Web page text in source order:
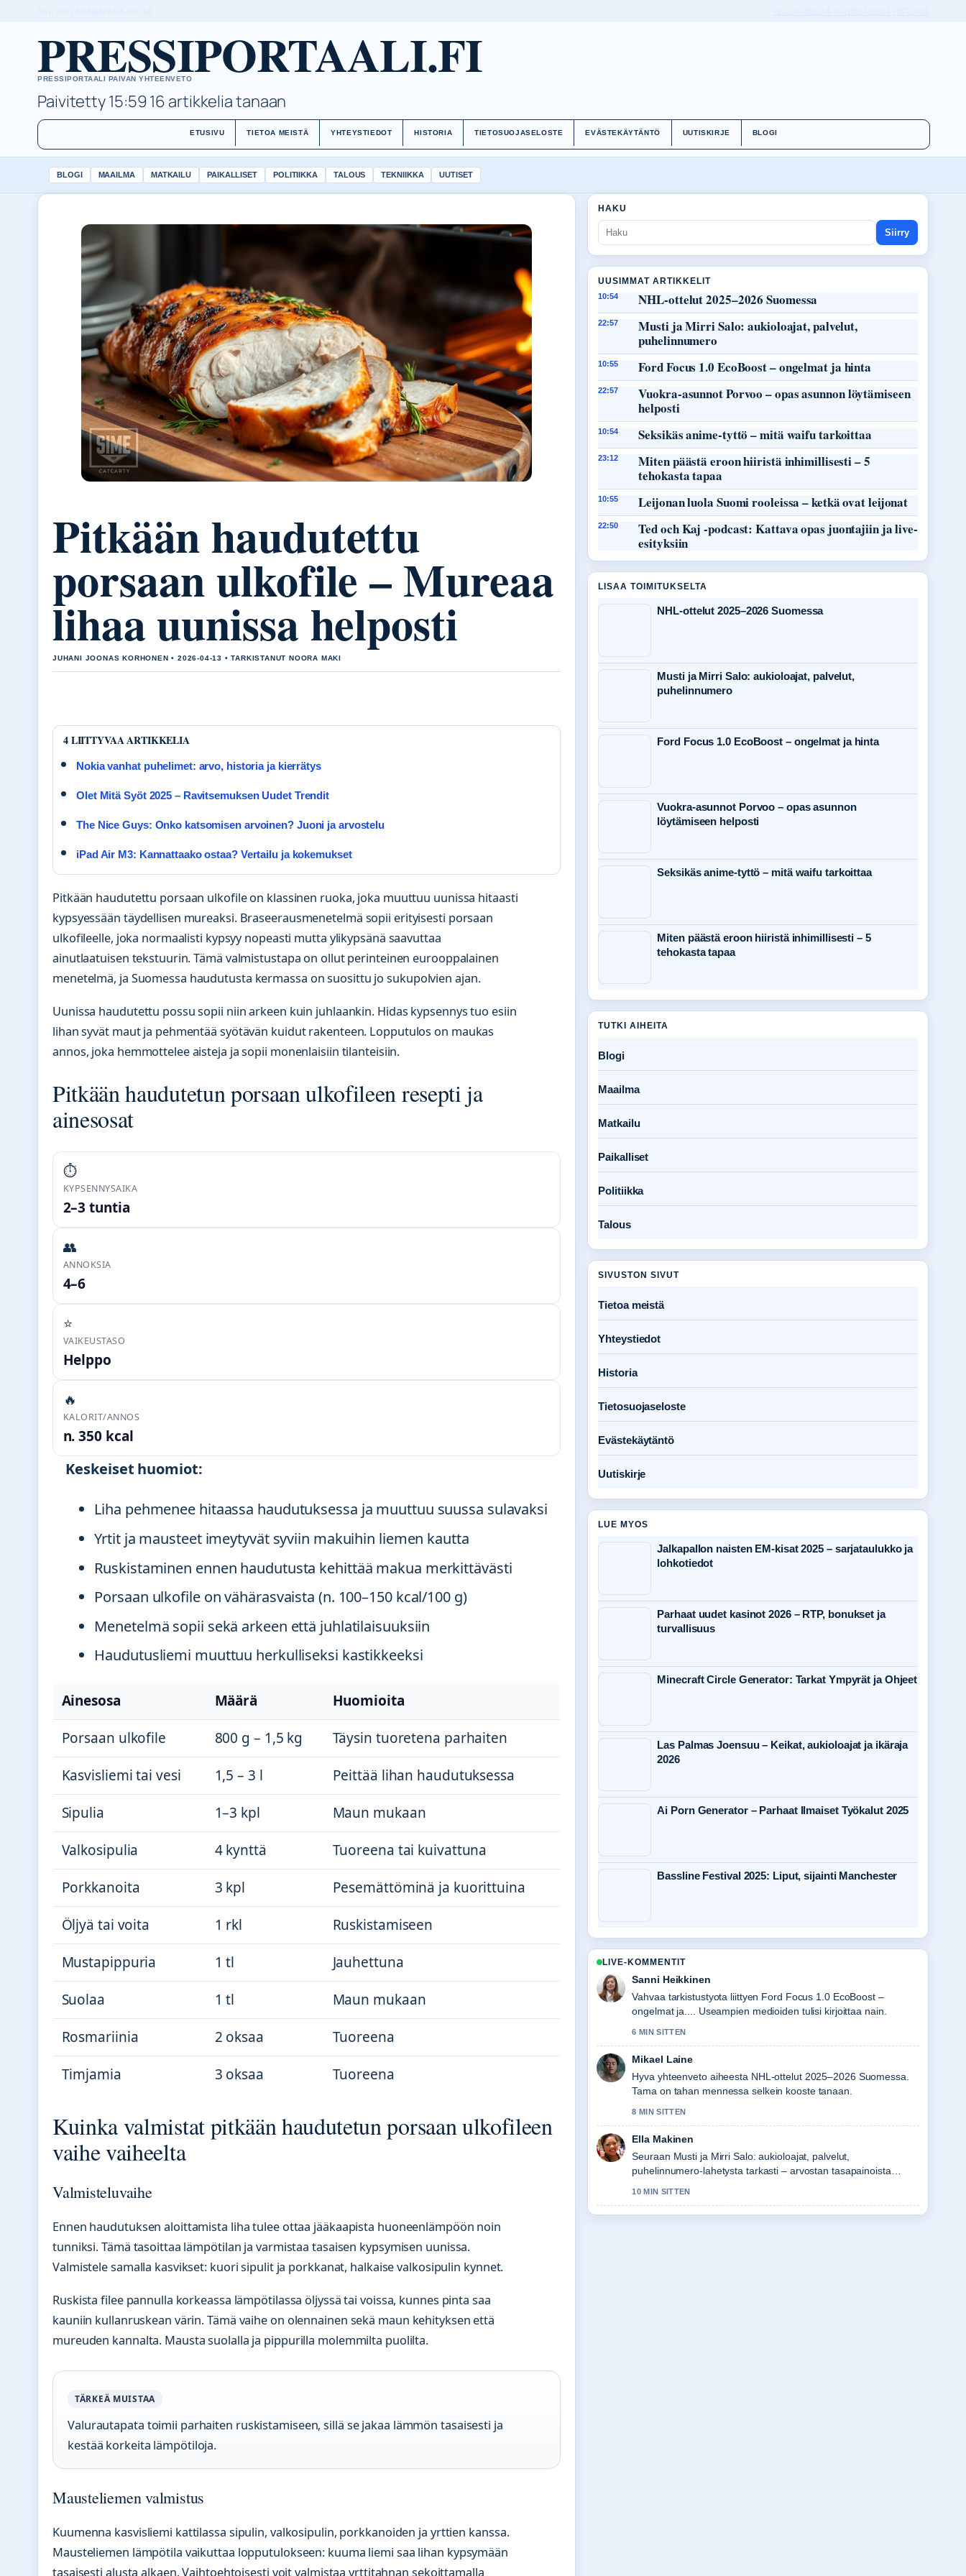
PRESSIPORTAALI.FI
PRESSIPORTAALI PAIVAN YHTEENVETO
Paivitetty 15:5916 artikkelia tanaan
ETUSIVU TIETOA MEISTÄ YHTEYSTIEDOT HISTORIA TIETOSUOJASELOSTE EVÄSTEKÄYTÄNTÖ UUTISKIRJE BLOGI
BLOGI MAAILMA MATKAILU PAIKALLISET POLITIIKKA TALOUS TEKNIIKKA UUTISET
Pitkään haudutettu
porsaan ulkofile – Mureaa
lihaa uunissa helposti
JUHANI JOONAS KORHONEN • 2026-04-13 • TARKISTANUT NOORA MAKI
4 LIITTYVAA ARTIKKELIA
Nokia vanhat puhelimet: arvo, historia ja kierrätys
Olet Mitä Syöt 2025 – Ravitsemuksen Uudet Trendit
The Nice Guys: Onko katsomisen arvoinen? Juoni ja arvostelu
iPad Air M3: Kannattaako ostaa? Vertailu ja kokemukset
Pitkään haudutettu porsaan ulkofile on klassinen ruoka, joka muuttuu uunissa hitaasti
kypsyessään täydellisen mureaksi. Braseerausmenetelmä sopii erityisesti porsaan
ulkofileelle, joka normaalisti kypsyy nopeasti mutta ylikypsänä saavuttaa
ainutlaatuisen tekstuurin. Tämä valmistustapa on ollut perinteinen eurooppalainen
menetelmä, ja Suomessa haudutusta kermassa on suosittu jo sukupolvien ajan.
Uunissa haudutettu possu sopii niin arkeen kuin juhlaankin. Hidas kypsennys tuo esiin
lihan syvät maut ja pehmentää syötävän kuidut rakenteen. Lopputulos on maukas
annos, joka hemmottelee aisteja ja sopii monenlaisiin tilanteisiin.
Pitkään haudutetun porsaan ulkofileen resepti ja
ainesosat
⏱️
KYPSENNYSAIKA
2–3 tuntia
👥
ANNOKSIA
4–6
⭐
VAIKEUSTASO
Helppo
🔥
KALORIT/ANNOS
n. 350 kcal
Keskeiset huomiot:
Liha pehmenee hitaassa haudutuksessa ja muuttuu suussa sulavaksi
Yrtit ja mausteet imeytyvät syviin makuihin liemen kautta
Ruskistaminen ennen haudutusta kehittää makua merkittävästi
Porsaan ulkofile on vähärasvaista (n. 100–150 kcal/100 g)
Menetelmä sopii sekä arkeen että juhlatilaisuuksiin
Haudutusliemi muuttuu herkulliseksi kastikkeeksi
Ainesosa Määrä
Huomioita
Porsaan ulkofile
800 g – 1,5 kg
Täysin tuoretena parhaiten
Kasvisliemi tai vesi
1,5 – 3 l
Peittää lihan haudutuksessa
Sipulia
1–3 kpl
Maun mukaan
Valkosipulia
4 kynttä
Tuoreena tai kuivattuna
Porkkanoita
3 kpl
Pesemättöminä ja kuorittuina
Öljyä tai voita
1 rkl
Ruskistamiseen
Mustapippuria
1 tl
Jauhettuna
Suolaa
1 tl
Maun mukaan
Rosmariinia
2 oksaa
Tuoreena
Timjamia
3 oksaa Tuoreena
Kuinka valmistat pitkään haudutetun porsaan ulkofileen
vaihe vaiheelta
Valmisteluvaihe
Ennen haudutuksen aloittamista liha tulee ottaa jääkaapista huoneenlämpöön noin
tunniksi. Tämä tasoittaa lämpötilan ja varmistaa tasaisen kypsymisen uunissa.
Valmistele samalla kasvikset: kuori sipulit ja porkkanat, halkaise valkosipulin kynnet.
Ruskista filee pannulla korkeassa lämpötilassa öljyssä tai voissa, kunnes pinta saa
kauniin kullanruskean värin. Tämä vaihe on olennainen sekä maun kehityksen että
mureuden kannalta. Mausta suolalla ja pippurilla molemmilta puolilta.
TÄRKEÄ MUISTAA
Valurautapata toimii parhaiten ruskistamiseen, sillä se jakaa lämmön tasaisesti ja
kestää korkeita lämpötiloja.
Mausteliemen valmistus
Kuumenna kasvisliemi kattilassa sipulin, valkosipulin, porkkanoiden ja yrttien kanssa.
Mausteliemen lämpötila vaikuttaa lopputulokseen: kuuma liemi saa lihan kypsymään
tasaisesti alusta alkaen. Vaihtoehtoisesti voit valmistaa yrttitahnan sekoittamalla
HAKU
Siirry
UUSIMMAT ARTIKKELIT
10:54 NHL-ottelut 2025–2026 Suomessa
22:57
Musti ja Mirri Salo: aukioloajat, palvelut,
puhelinnumero
10:55 Ford Focus 1.0 EcoBoost – ongelmat ja hinta
22:57
Vuokra-asunnot Porvoo – opas asunnon löytämiseen
helposti
10:54 Seksikäs anime-tyttö – mitä waifu tarkoittaa
23:12
Miten päästä eroon hiiristä inhimillisesti – 5
tehokasta tapaa
10:55 Leijonan luola Suomi rooleissa – ketkä ovat leijonat
22:50
Ted och Kaj -podcast: Kattava opas juontajiin ja live-
esityksiin
LISAA TOIMITUKSELTA
NHL-ottelut 2025–2026 Suomessa
Musti ja Mirri Salo: aukioloajat, palvelut,
puhelinnumero
Ford Focus 1.0 EcoBoost – ongelmat ja hinta
Vuokra-asunnot Porvoo – opas asunnon
löytämiseen helposti
Seksikäs anime-tyttö – mitä waifu tarkoittaa
Miten päästä eroon hiiristä inhimillisesti – 5
tehokasta tapaa
TUTKI AIHEITA
Blogi
Maailma
Matkailu
Paikalliset
Politiikka
Talous
SIVUSTON SIVUT
Tietoa meistä
Yhteystiedot
Historia
Tietosuojaseloste
Evästekäytäntö
Uutiskirje
LUE MYOS
Jalkapallon naisten EM-kisat 2025 – sarjataulukko ja
lohkotiedot
Parhaat uudet kasinot 2026 – RTP, bonukset ja
turvallisuus
Minecraft Circle Generator: Tarkat Ympyrät ja Ohjeet
Las Palmas Joensuu – Keikat, aukioloajat ja ikäraja
2026
Ai Porn Generator – Parhaat Ilmaiset Työkalut 2025
Bassline Festival 2025: Liput, sijainti Manchester
LIVE-KOMMENTIT
Sanni Heikkinen
Vahvaa tarkistustyota liittyen Ford Focus 1.0 EcoBoost –
ongelmat ja.... Useampien medioiden tulisi kirjoittaa nain.
6 MIN SITTEN
Mikael Laine
Hyva yhteenveto aiheesta NHL-ottelut 2025–2026 Suomessa.
Tama on tahan mennessa selkein kooste tanaan.
8 MIN SITTEN
Ella Makinen
Seuraan Musti ja Mirri Salo: aukioloajat, palvelut,
puhelinnumero-lahetysta tarkasti – arvostan tasapainoista
10 MIN SITTEN